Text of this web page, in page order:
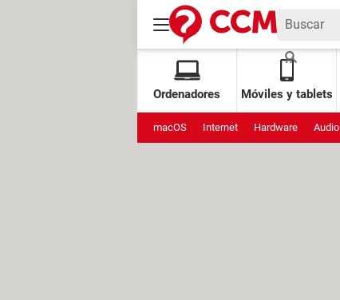
Ordenadores Móviles y tablets
macOS Internet Hardware Audio